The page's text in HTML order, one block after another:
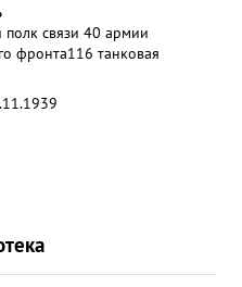
связи 40 армии
фронта116 танковая